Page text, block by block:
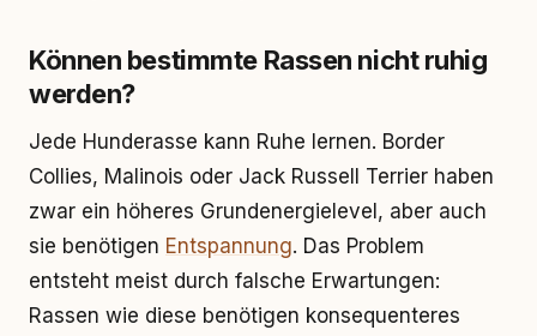
Können bestimmte Rassen nicht ruhig
werden?
Jede Hunderasse kann Ruhe lernen. Border
Collies, Malinois oder Jack Russell Terrier haben
zwar ein höheres Grundenergielevel, aber auch
sie benötigen Entspannung. Das Problem
entsteht meist durch falsche Erwartungen:
Rassen wie diese benötigen konsequenteres